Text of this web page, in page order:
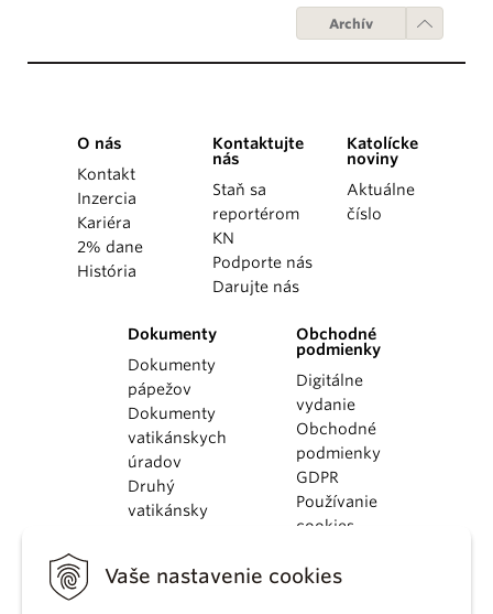
Vaše nastavenie cookies
Archív
O nás
Kontakt
Inzercia
Kariéra
2% dane
História
Kontaktujte
nás
Staň sa
reportérom
KN
Podporte nás
Darujte nás
Katolícke
noviny
Aktuálne
číslo
Dokumenty
Dokumenty
pápežov
Dokumenty
vatikánskych
úradov
Druhý
vatikánsky
KBS
Obchodné
podmienky
Digitálne
vydanie
Obchodné
podmienky
GDPR
Používanie
cookies